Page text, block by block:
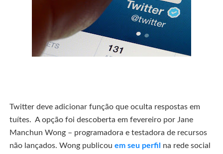
Twitter deve adicionar função que oculta respostas em
tuítes. A opção foi descoberta em fevereiro por Jane
Manchun Wong – programadora e testadora de recursos
não lançados. Wong publicou em seu perfil
na rede social